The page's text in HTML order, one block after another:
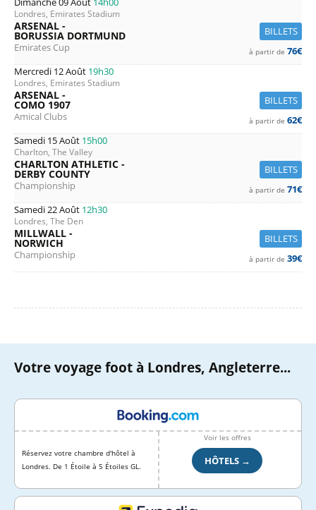
Londres, Emirates Stadium
BILLETS
ARSENAL -
BORUSSIA DORTMUND
Emirates Cup à partir de 76€
Mercredi 12 Août 19h30
Londres, Emirates Stadium
BILLETS
ARSENAL -
COMO 1907
Amical Clubs à partir de 62€
Samedi 15 Août 15h00
Charlton, The Valley
BILLETS
CHARLTON ATHLETIC -
DERBY COUNTY
Championship à partir de 71€
Samedi 22 Août 12h30
Londres, The Den
BILLETS
MILLWALL -
NORWICH
Championship à partir de 39€
Votre voyage foot à Londres, Angleterre...
Réservez votre chambre d'hôtel à
Londres. De 1 Étoile à 5 Étoiles GL.
Voir les offres
HÔTELS →